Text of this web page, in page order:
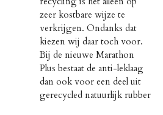
zeer kostbare wijze te
verkrijgen. Ondanks dat
kiezen wij daar toch voor.
Bij de nieuwe Marathon
Plus bestaat de anti-leklaag
dan ook voor een deel uit
gerecycled natuurlijk rubber